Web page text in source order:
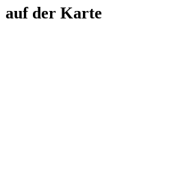
auf der Karte